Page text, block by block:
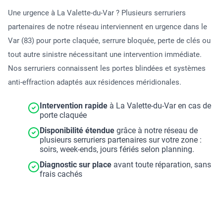
Une urgence à La Valette-du-Var ? Plusieurs serruriers
partenaires de notre réseau interviennent en urgence dans le
Var (83) pour porte claquée, serrure bloquée, perte de clés ou
tout autre sinistre nécessitant une intervention immédiate.
Nos serruriers connaissent les portes blindées et systèmes
anti-effraction adaptés aux résidences méridionales.
Intervention rapide à La Valette-du-Var en cas de
porte claquée
Disponibilité étendue grâce à notre réseau de
plusieurs serruriers partenaires sur votre zone :
soirs, week-ends, jours fériés selon planning.
Diagnostic sur place avant toute réparation, sans
frais cachés